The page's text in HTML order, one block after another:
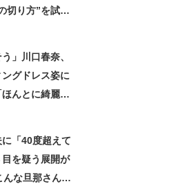
切り方”を試し
」川口春奈、
グドレス姿に
んとに綺麗」
「40度超えて
を疑う展開が
な旦那さん羨